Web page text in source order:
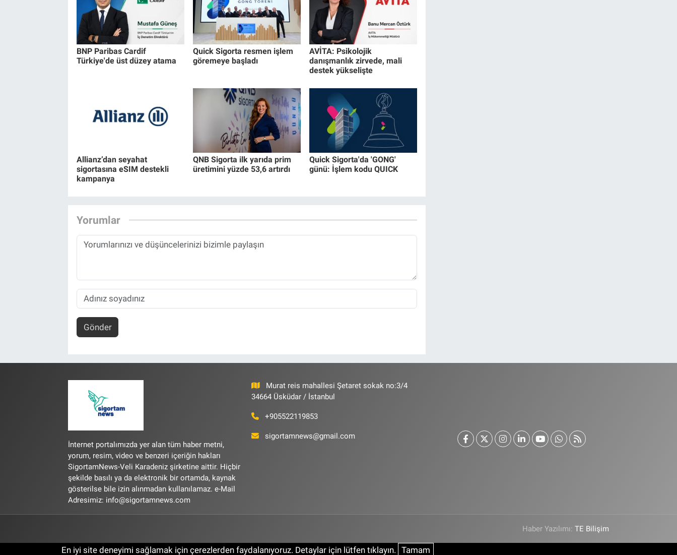
BNP Paribas Cardif
Türkiye'de üst düzey atama
Quick Sigorta resmen işlem
göremeye başladı
AVİTA: Psikolojik
danışmanlık zirvede, mali
destek yükselişte
Allianz’dan seyahat
sigortasına eSIM destekli
kampanya
QNB Sigorta ilk yarıda prim
üretimini yüzde 53,6 artırdı
Quick Sigorta'da 'GONG'
günü: İşlem kodu QUICK
Yorumlar
Gönder
İnternet portalımızda yer alan tüm haber metni,
yorum, resim, video ve benzeri içeriğin hakları
SigortamNews-Veli Karadeniz şirketine aittir. Hiçbir
şekilde basılı ya da elektronik bir ortamda, kaynak
gösterilse bile izin alınmadan kullanılamaz. e-Mail
Adresimiz: info@sigortamnews.com
Murat reis mahallesi Şetaret sokak no:3/4
34664 Üsküdar / İstanbul
+905522119853
sigortamnews@gmail.com
Haber Yazılımı:TE Bilişim
En iyi site deneyimi sağlamak için çerezlerden faydalanıyoruz. Detaylar için lütfen tıklayın. Tamam